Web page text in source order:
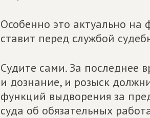
Особенно это актуально на
ставит перед службой
Судите сами. За последнее
и дознание, и розыск
функций выдворения за
суда об обязательных